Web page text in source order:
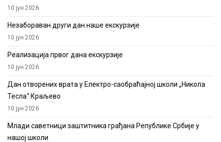
10 јун 2026
Незабораван други дан наше екскурзије
10 јун 2026
Реализација првог дана екскурзије
10 јун 2026
Дан отворених врата у Електро-саобраћајној школи „Никола
Тесла“ Краљево
10 јун 2026
Млади саветници заштитника грађана Републике Србије у
нашој школи